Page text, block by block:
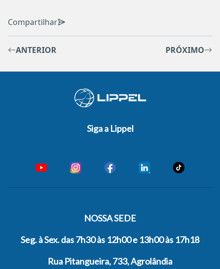
Compartilhar
ANTERIOR PRÓXIMO
Siga a Lippel
NOSSA SEDE
Seg. à Sex. das 7h30 às 12h00 e 13h00 às 17h18
Rua Pitangueira, 733, Agrolândia